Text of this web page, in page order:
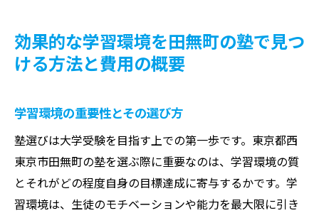
効果的な学習環境を田無町の塾で見つ
ける方法と費用の概要
学習環境の重要性とその選び方
塾選びは大学受験を目指す上での第一歩です。東京都西
東京市田無町の塾を選ぶ際に重要なのは、学習環境の質
とそれがどの程度自身の目標達成に寄与するかです。学
習環境は、生徒のモチベーションや能力を最大限に引き